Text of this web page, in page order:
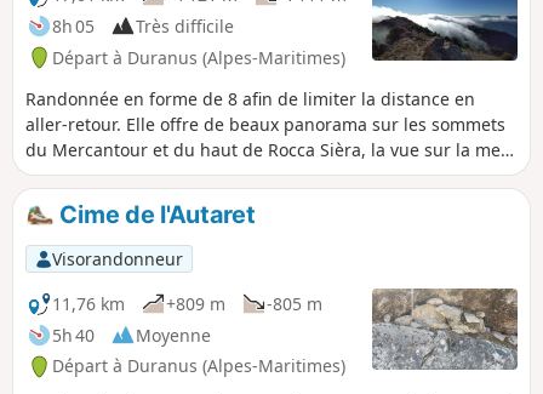
exploitations d’arsenic aujourd’hui
envahies par la nature. Une boucle
accessible et riche en patrimoine,
mêlant nature sauvage, vestiges
médiévaux et histoire minière. Parfait
pour les amateurs de randonnées
authentiques et chargées d’ambiance !
8h 05
Très difficile
Départ à Duranus (Alpes-Maritimes)
Randonnée en forme de 8 afin de limiter la distance en
aller-retour. Elle offre de beaux panorama sur les sommets
du Mercantour et du haut de Rocca Sièra, la vue sur la mer
du Mont Agel au Cap d'Antibes. Le passage par le village
abandonné de Rocca Sparvièra s'impose tant du point de
vue historique que géographique. Longue mais pas
technique, elle comporte quelques passages avec des
pourcentages de pentes relativement élevés, elle s'adresse
à de bons marcheurs.
Cime de l'Autaret
Visorandonneur
11,76 km
+809 m
-805 m
5h 40
Moyenne
Départ à Duranus (Alpes-Maritimes)